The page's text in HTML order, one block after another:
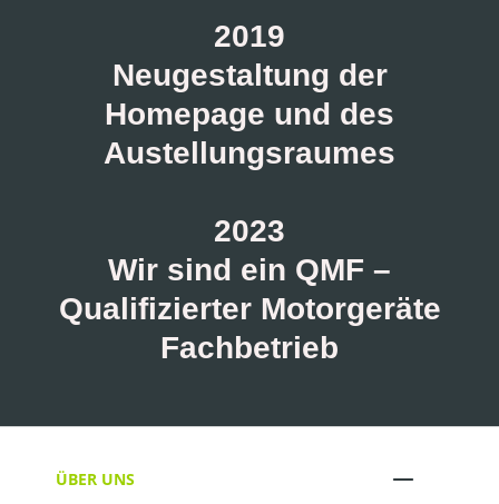
2019
Neugestaltung der
Homepage und des
Austellungsraumes
2023
Wir sind ein QMF –
Qualifizierter Motorgeräte
Fachbetrieb
ÜBER UNS